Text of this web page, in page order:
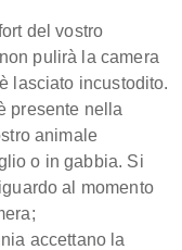
del vostro
pulirà la camera
lasciato incustodito.
presente nella
animale
o in gabbia. Si
al momento
accettano la